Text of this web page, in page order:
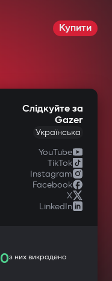
Купити
Слідкуйте за
Gazer
Українська
YouTube
TikTok
Instagram
Facebook
X
LinkedIn
0з них викрадено